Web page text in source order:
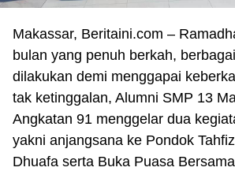
Makassar, Beritaini.com –
bulan yang penuh berkah,
dilakukan demi menggapai
tak ketinggalan, Alumni SMP 13
Angkatan 91 menggelar dua
yakni anjangsana ke Pondok
Dhuafa serta Buka Puasa